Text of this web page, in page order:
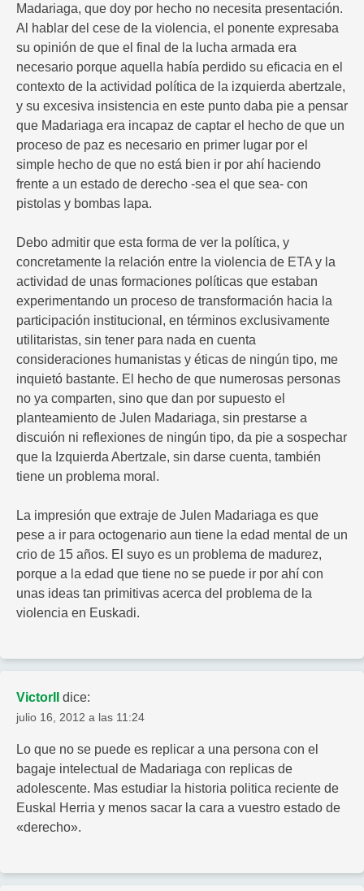
Madariaga, que doy por hecho no necesita presentación.
Al hablar del cese de la violencia, el ponente expresaba
su opinión de que el final de la lucha armada era
necesario porque aquella había perdido su eficacia en el
contexto de la actividad política de la izquierda abertzale,
y su excesiva insistencia en este punto daba pie a pensar
que Madariaga era incapaz de captar el hecho de que un
proceso de paz es necesario en primer lugar por el
simple hecho de que no está bien ir por ahí haciendo
frente a un estado de derecho -sea el que sea- con
pistolas y bombas lapa.
Debo admitir que esta forma de ver la política, y
concretamente la relación entre la violencia de ETA y la
actividad de unas formaciones políticas que estaban
experimentando un proceso de transformación hacia la
participación institucional, en términos exclusivamente
utilitaristas, sin tener para nada en cuenta
consideraciones humanistas y éticas de ningún tipo, me
inquietó bastante. El hecho de que numerosas personas
no ya comparten, sino que dan por supuesto el
planteamiento de Julen Madariaga, sin prestarse a
discuión ni reflexiones de ningún tipo, da pie a sospechar
que la Izquierda Abertzale, sin darse cuenta, también
tiene un problema moral.
La impresión que extraje de Julen Madariaga es que
pese a ir para octogenario aun tiene la edad mental de un
crio de 15 años. El suyo es un problema de madurez,
porque a la edad que tiene no se puede ir por ahí con
unas ideas tan primitivas acerca del problema de la
violencia en Euskadi.
VictorII dice:
julio 16, 2012 a las 11:24
Lo que no se puede es replicar a una persona con el
bagaje intelectual de Madariaga con replicas de
adolescente. Mas estudiar la historia politica reciente de
Euskal Herria y menos sacar la cara a vuestro estado de
«derecho».